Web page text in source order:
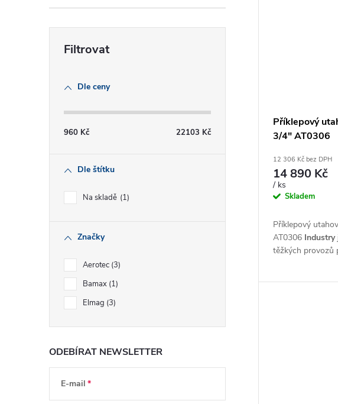
Dle ceny
960 Kč 22103 Kč
Dle štítku
Na skladě 1
Značky
Aerotec 3
Bamax 1
Elmag 3
ODEBÍRAT NEWSLETTER
E-mail
Příklepový
3/4" AT0306
12 306 Kč bez DPH
14 890 Kč
/ ks
Skladem
Příklepový
AT0306 Industry
těžkých provozů